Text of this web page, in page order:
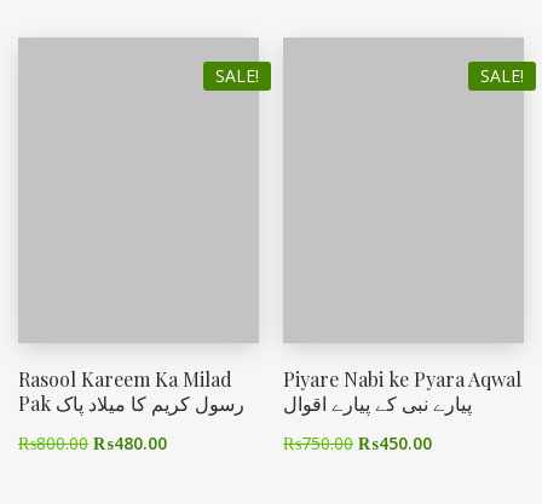
SALE!
Rasool Kareem Ka Milad
Pak رسول کریم کا میلاد پاک
₨800.00 ₨480.00
SALE!
Piyare Nabi ke Pyara Aqwal
پیارے نبی کے پیارے اقوال
₨750.00 ₨450.00